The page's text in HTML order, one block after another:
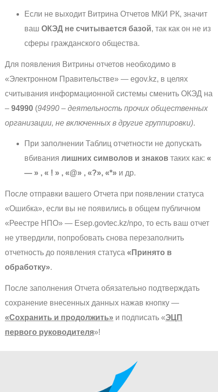
Если не выходит Витрина Отчетов МКИ РК, значит
ваш ОКЭД не считывается базой, так как он не из
сферы гражданского общества.
Для появления Витрины отчетов необходимо в
«Электронном Правительстве» — egov.kz, в целях
считывания информационной системы сменить ОКЭД на
– 94990 (94990 – деятельность прочих общественных
организации, не включенных в другие группировки).
При заполнении Таблиц отчетности не допускать
вбивания лишних символов и знаков таких как: «
— » , « ! » , «@» , «?», «*» и др.
После отправки вашего Отчета при появлении статуса
«Ошибка», если вы не появились в общем публичном
«Реестре НПО» — Esep.govtec.kz/npo, то есть ваш отчет
не утвердили, попробовать снова перезаполнить
отчетность до появления статуса «Принято в
обработку».
После заполнения Отчета обязательно подтверждать
сохранение внесенных данных нажав кнопку —
«Сохранить и продолжить» и подписать «ЭЦП
первого руководителя»!